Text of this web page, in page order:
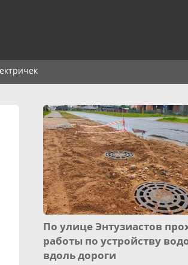
По улице Энтузиастов
работы по устройству
вдоль дороги